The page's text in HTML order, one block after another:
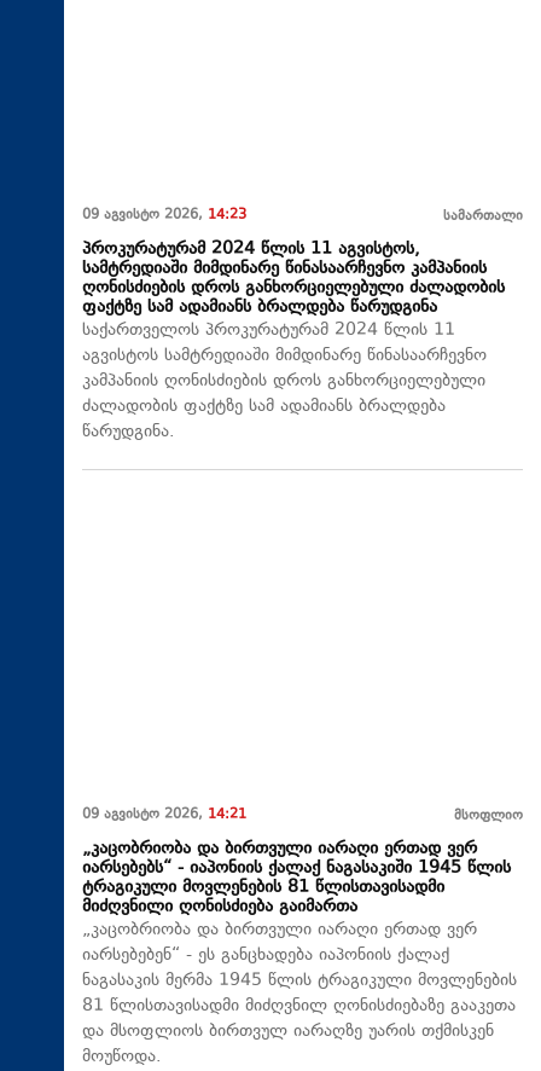
09 აგვისტო 2026, 14:23 სამართალი
პროკურატურამ 2024 წლის 11 აგვისტოს,
სამტრედიაში მიმდინარე წინასაარჩევნო კამპანიის
ღონისძიების დროს განხორციელებული ძალადობის
ფაქტზე სამ ადამიანს ბრალდება წარუდგინა
საქართველოს პროკურატურამ 2024 წლის 11
აგვისტოს სამტრედიაში მიმდინარე წინასაარჩევნო
კამპანიის ღონისძიების დროს განხორციელებული
ძალადობის ფაქტზე სამ ადამიანს ბრალდება
წარუდგინა.
09 აგვისტო 2026, 14:21 მსოფლიო
„კაცობრიობა და ბირთვული იარაღი ერთად ვერ
იარსებებს“ - იაპონიის ქალაქ ნაგასაკიში 1945 წლის
ტრაგიკული მოვლენების 81 წლისთავისადმი
მიძღვნილი ღონისძიება გაიმართა
„კაცობრიობა და ბირთვული იარაღი ერთად ვერ
იარსებებენ“ - ეს განცხადება იაპონიის ქალაქ
ნაგასაკის მერმა 1945 წლის ტრაგიკული მოვლენების
81 წლისთავისადმი მიძღვნილ ღონისძიებაზე გააკეთა
და მსოფლიოს ბირთვულ იარაღზე უარის თქმისკენ
მოუწოდა.